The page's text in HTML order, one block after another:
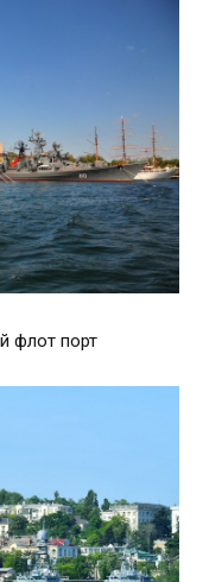
флот порт